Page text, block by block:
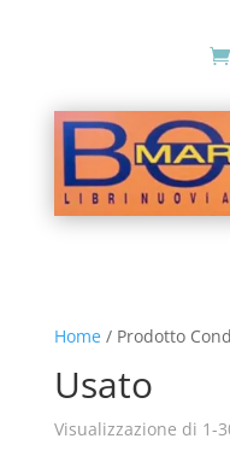
Home/ Prodotto
Usato
Visualizzazione di 1-